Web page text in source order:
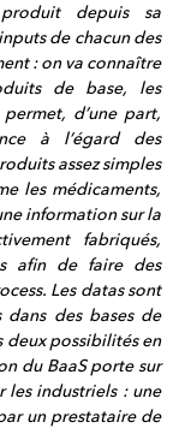
depuis sa
de chacun des
: on va connaître
de base, les
d’une part,
à l’égard des
assez simples
les médicaments,
information sur la
fabriqués,
afin de faire des
Les datas sont
des bases de
deux possibilités en
du BaaS porte sur
les industriels : une
un prestataire de